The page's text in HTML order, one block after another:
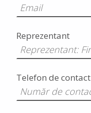
Reprezentant
Telefon de contact